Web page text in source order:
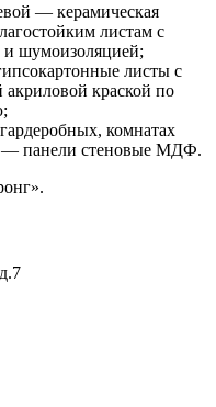
— керамическая
листам с
шумоизоляцией;
листы с
краской по
комнатах
— панели стеновые МДФ.